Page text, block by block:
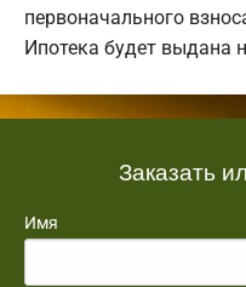
первоначального
Ипотека будет выдана
Заказать
Имя